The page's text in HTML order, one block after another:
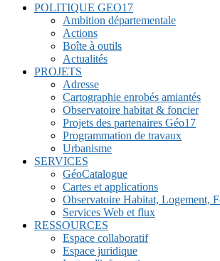
POLITIQUE GEO17
Ambition départementale
Actions
Boîte à outils
Actualités
PROJETS
Adresse
Cartographie enrobés amiantés
Observatoire habitat & foncier
Projets des partenaires Géo17
Programmation de travaux
Urbanisme
SERVICES
GéoCatalogue
Cartes et applications
Observatoire Habitat, Logement,
Services Web et flux
RESSOURCES
Espace collaboratif
Espace juridique